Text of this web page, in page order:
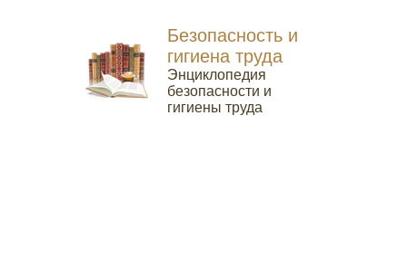
Безопасность и
гигиена труда
Энциклопедия
безопасности и
гигиены труда